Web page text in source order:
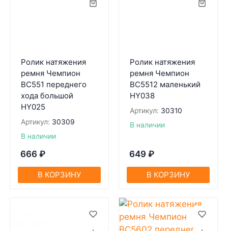
Ролик натяжения
ремня Чемпион
BC551 переднего
хода большой
HY025
Артикул: 30309
В наличии
666 ₽
В КОРЗИНУ
Ролик натяжения
ремня Чемпион
BC5512 маленький
HY038
Артикул: 30310
В наличии
649 ₽
В КОРЗИНУ